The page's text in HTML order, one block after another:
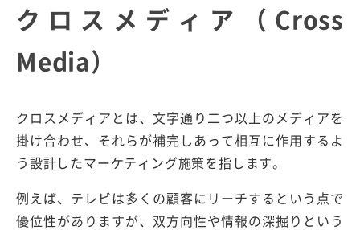
クロスメディア（Cross
Media）
クロスメディアとは、文字通り二つ以上のメディアを
掛け合わせ、それらが補完しあって相互に作用するよ
う設計したマーケティング施策を指します。
例えば、テレビは多くの顧客にリーチするという点で
優位性がありますが、双方向性や情報の深掘りという